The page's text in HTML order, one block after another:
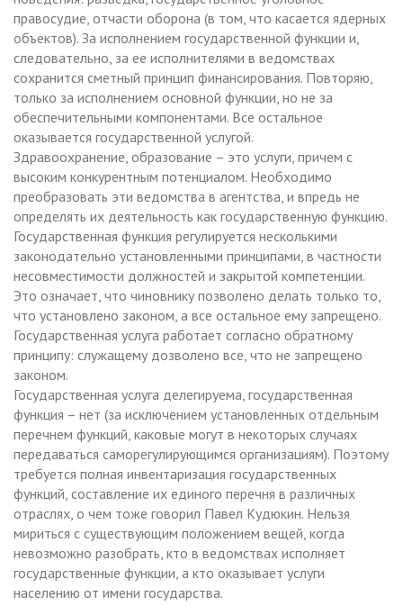
правосудие, отчасти оборона (в том, что касается ядерных
объектов). За исполнением государственной функции и,
следовательно, за ее исполнителями в ведомствах
сохранится сметный принцип финансирования. Повторяю,
только за исполнением основной функции, но не за
обеспечительными компонентами. Все остальное
оказывается государственной услугой.
Здравоохранение, образование – это услуги, причем с
высоким конкурентным потенциалом. Необходимо
преобразовать эти ведомства в агентства, и впредь не
определять их деятельность как государственную функцию.
Государственная функция регулируется несколькими
законодательно установленными принципами, в частности
несовместимости должностей и закрытой компетенции.
Это означает, что чиновнику позволено делать только то,
что установлено законом, а все остальное ему запрещено.
Государственная услуга работает согласно обратному
принципу: служащему дозволено все, что не запрещено
законом.
Государственная услуга делегируема, государственная
функция – нет (за исключением установленных отдельным
перечнем функций, каковые могут в некоторых случаях
передаваться саморегулирующимся организациям). Поэтому
требуется полная инвентаризация государственных
функций, составление их единого перечня в различных
отраслях, о чем тоже говорил Павел Кудюкин. Нельзя
мириться с существующим положением вещей, когда
невозможно разобрать, кто в ведомствах исполняет
государственные функции, а кто оказывает услуги
населению от имени государства.